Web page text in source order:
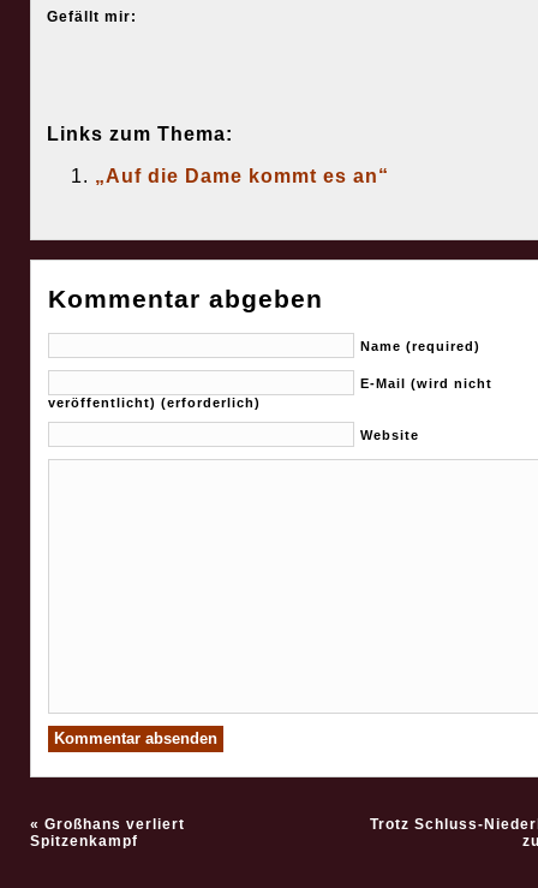
Gefällt mir:
Links zum Thema:
„Auf die Dame kommt es an“
Kommentar abgeben
Name (required)
E-Mail (wird nicht
veröffentlicht) (erforderlich)
Website
« Großhans verliert
Spitzenkampf
Trotz Schluss-